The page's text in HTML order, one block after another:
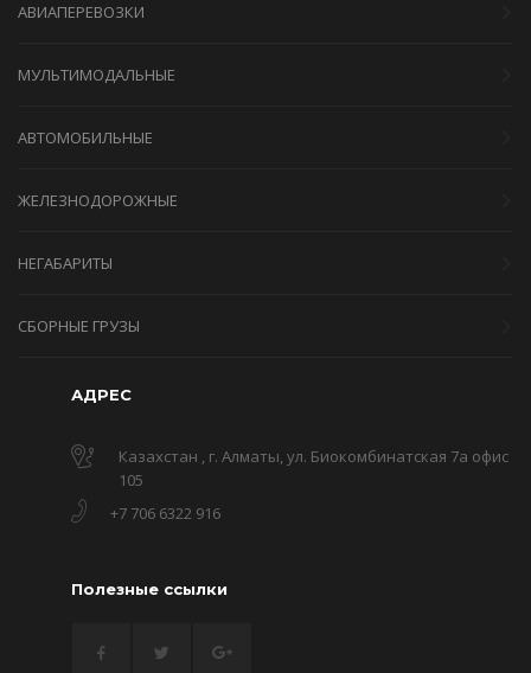
АВИАПЕРЕВОЗКИ
МУЛЬТИМОДАЛЬНЫЕ
АВТОМОБИЛЬНЫЕ
ЖЕЛЕЗНОДОРОЖНЫЕ
НЕГАБАРИТЫ
СБОРНЫЕ ГРУЗЫ
АДРЕС
Казахстан , г. Алматы, ул. Биокомбинатская 7а офис
105
+7 706 6322 916
Полезные ссылки